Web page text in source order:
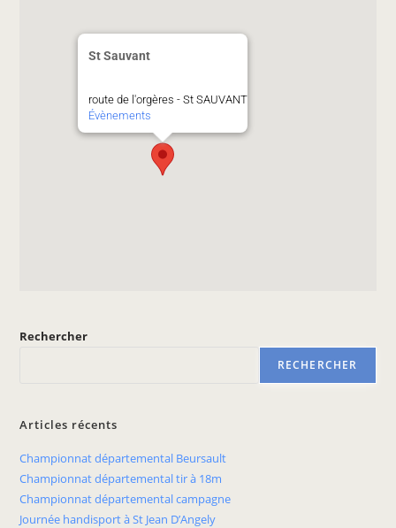
St Sauvant
route de l'orgères - St SAUVANT
Évènements
Rechercher
RECHERCHER
Articles récents
Championnat départemental Beursault
Championnat départemental tir à 18m
Championnat départemental campagne
Journée handisport à St Jean D’Angely